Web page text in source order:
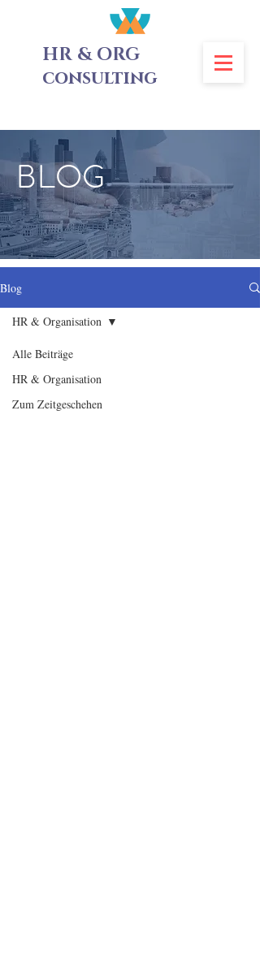
HR & ORG
consulting
BLOG
Blog
Alle Beiträge
HR & Organisation
Zum Zeitgeschehen
HR & Organisation